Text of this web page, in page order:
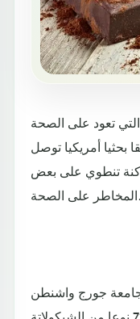
تعود على الصحة
بحثيا أمريكيا توصل
تنطوي على بعض
المخاطر على الصحة.
جورج واشنطن